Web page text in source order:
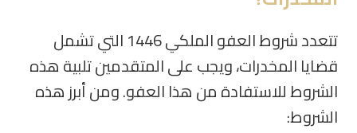
تتعدد شروط العفو الملكي 1446 التي تشمل
قضايا المخدرات، ويجب على المتقدمين تلبية هذه
الشروط للاستفادة من هذا العفو. ومن أبرز هذه
الشروط: